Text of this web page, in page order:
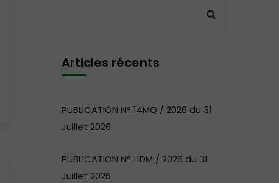
Articles récents
PUBLICATION N° 14MQ / 2026 du 31
Juillet 2026
PUBLICATION N° 11DM / 2026 du 31
Juillet 2026